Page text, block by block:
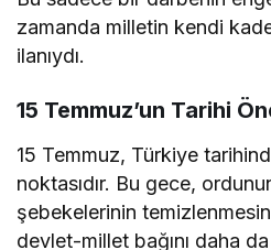
zamanda milletin kendi
ilanıydı.
15 Temmuz’un Tarihi
15 Temmuz, Türkiye
noktasıdır. Bu gece,
şebekelerinin
devlet-millet bağını daha